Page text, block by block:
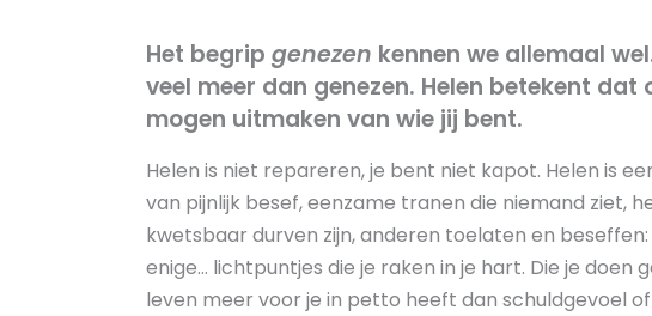
Het begrip genezen kennen we allemaal
veel meer dan genezen. Helen betekent dat
mogen uitmaken van wie jij bent.
Helen is niet repareren, je bent niet kapot. Helen is
van pijnlijk besef, eenzame tranen die niemand ziet,
kwetsbaar durven zijn, anderen toelaten en
enige… lichtpuntjes die je raken in je hart. Die je doen
leven meer voor je in petto heeft dan schuldgevoel of